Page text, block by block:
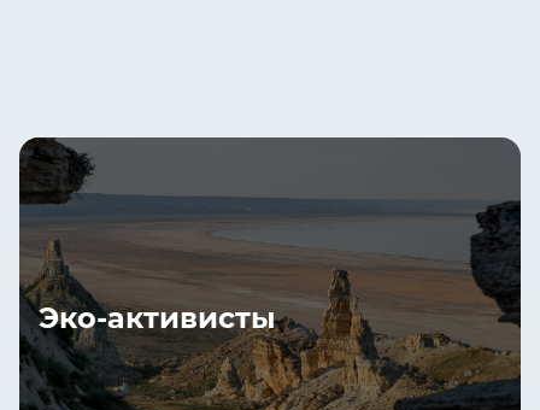
Эко-активисты